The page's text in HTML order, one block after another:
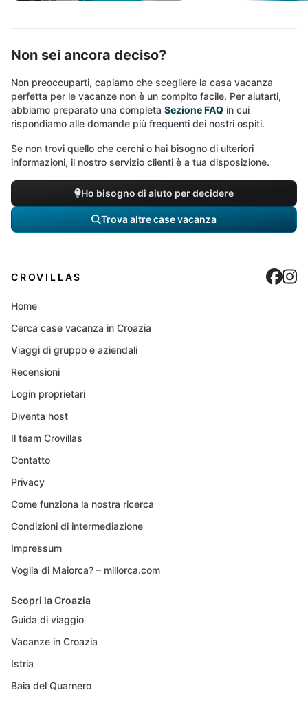
Non sei ancora deciso?
Non preoccuparti, capiamo che scegliere la casa vacanza
perfetta per le vacanze non è un compito facile. Per aiutarti,
abbiamo preparato una completa Sezione FAQ in cui
rispondiamo alle domande più frequenti dei nostri ospiti.
Se non trovi quello che cerchi o hai bisogno di ulteriori
informazioni, il nostro servizio clienti è a tua disposizione.
Ho bisogno di aiuto per decidere
Trova altre case vacanza
CROVILLAS
Home
Cerca case vacanza in Croazia
Viaggi di gruppo e aziendali
Recensioni
Login proprietari
Diventa host
Il team Crovillas
Contatto
Privacy
Come funziona la nostra ricerca
Condizioni di intermediazione
Impressum
Voglia di Maiorca? – millorca.com
Scopri la Croazia
Guida di viaggio
Vacanze in Croazia
Istria
Baia del Quarnero